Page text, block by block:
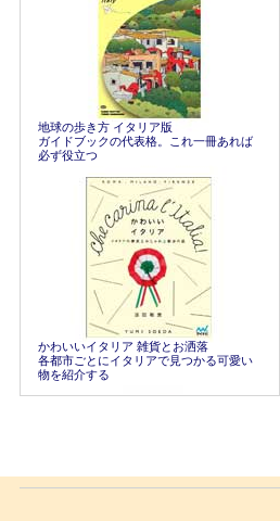
地球の歩き方 イタリア版
ガイドブックの代表格。これ一冊あれば
必ず役立つ
かわいいイタリア 雑貨とお洒落
各都市ごとにイタリアで見つかる可愛い
物を紹介する